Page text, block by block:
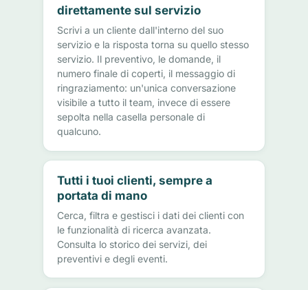
direttamente sul servizio
Scrivi a un cliente dall'interno del suo
servizio e la risposta torna su quello stesso
servizio. Il preventivo, le domande, il
numero finale di coperti, il messaggio di
ringraziamento: un'unica conversazione
visibile a tutto il team, invece di essere
sepolta nella casella personale di
qualcuno.
Tutti i tuoi clienti, sempre a
portata di mano
Cerca, filtra e gestisci i dati dei clienti con
le funzionalità di ricerca avanzata.
Consulta lo storico dei servizi, dei
preventivi e degli eventi.